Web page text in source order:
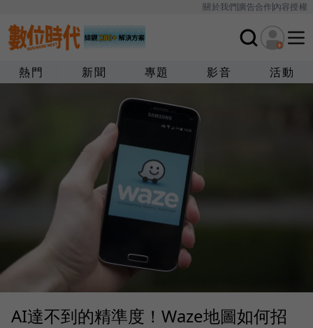
關於我們廣告合作內容授權
熱門 新聞 專題 影音 活動
AI達不到的精準度！Waze地圖如何招